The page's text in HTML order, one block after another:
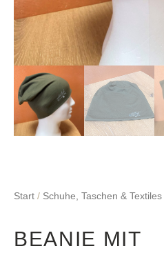
Start / Schuhe, Taschen & Textiles
BEANIE MIT